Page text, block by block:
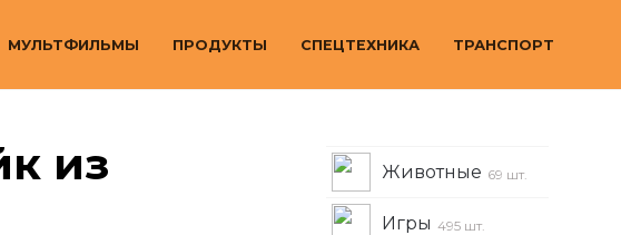
МУЛЬТФИЛЬМЫ ПРОДУКТЫ СПЕЦТЕХНИКА ТРАНСПОРТ
из
Животные 69 шт.
Игры 495 шт.